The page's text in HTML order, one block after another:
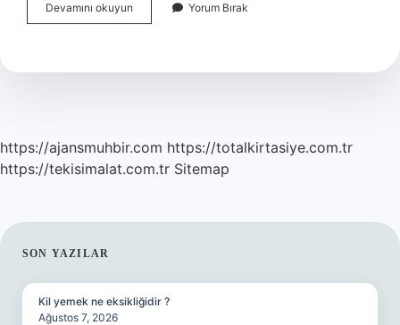
Devamını okuyun
Akıntısı
Için
Yorum Bırak
https://ajansmuhbir.com https://totalkirtasiye.com.tr
https://tekisimalat.com.tr Sitemap
SIDEBAR
SON YAZILAR
Kil yemek ne eksikliğidir ?
Ağustos 7, 2026